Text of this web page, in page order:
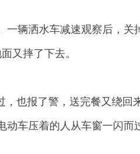
洒水车减速观察后，关
又摔了下去。
也报了警，送完餐又绕回来
车压着的人从车窗一闪而